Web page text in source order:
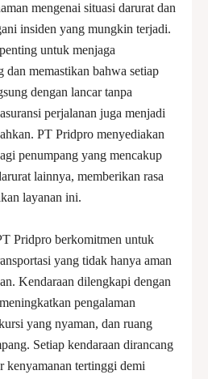
mengenai situasi darurat dan
insiden yang mungkin terjadi.
untuk menjaga
dan memastikan bahwa setiap
dengan lancar tanpa
perjalanan juga menjadi
PT Pridpro menyediakan
penumpang yang mencakup
lainnya, memberikan rasa
layanan ini.
Pridpro berkomitmen untuk
yang tidak hanya aman
Kendaraan dilengkapi dengan
pengalaman
yang nyaman, dan ruang
Setiap kendaraan dirancang
kenyamanan tertinggi demi